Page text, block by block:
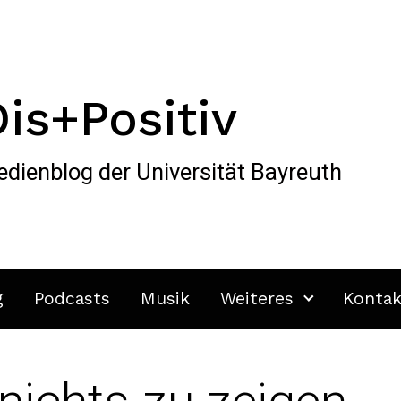
der Universität Bayreuth
Podcasts Musik Weiteres